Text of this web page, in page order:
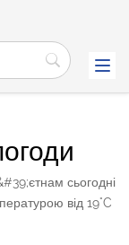
сьогодні
від 19°C